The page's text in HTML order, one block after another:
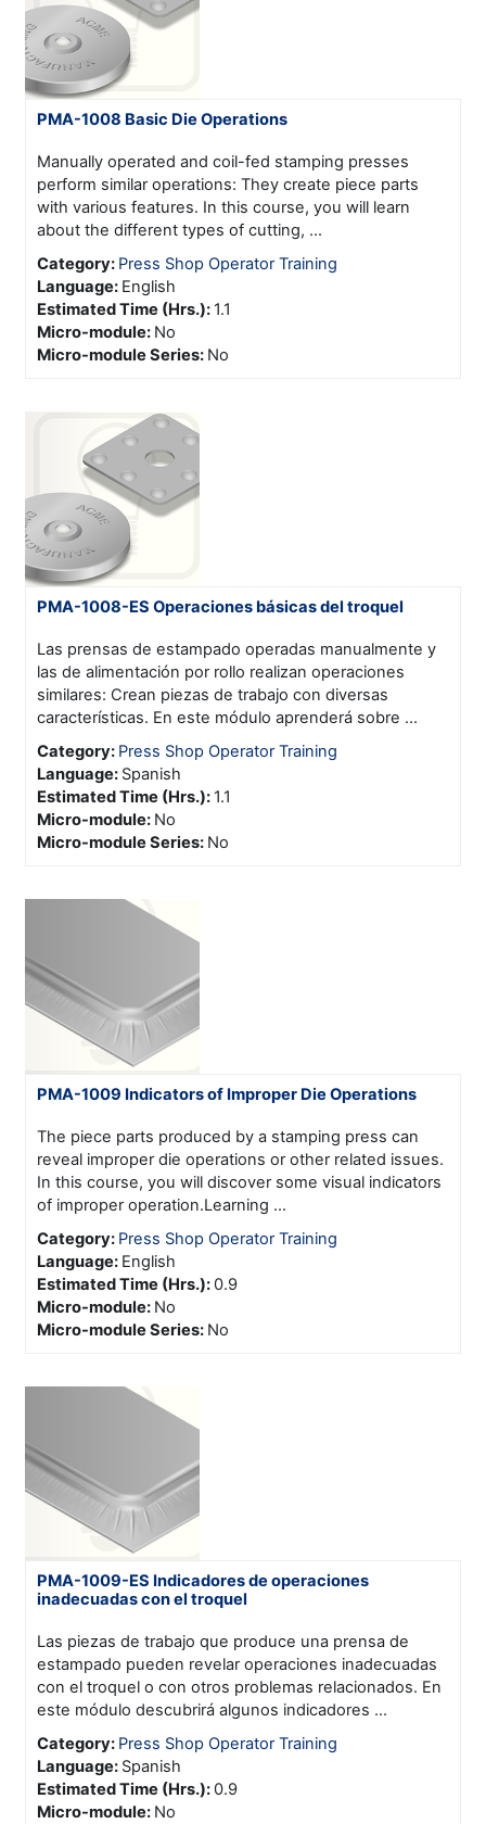
PMA-1008 Basic Die Operations
Manually operated and coil-fed stamping presses
perform similar operations: They create piece parts
with various features. In this course, you will learn
about the different types of cutting, ...
Category: Press Shop Operator Training
Language: English
Estimated Time (Hrs.): 1.1
Micro-module: No
Micro-module Series: No
PMA-1008-ES Operaciones básicas del troquel
Las prensas de estampado operadas manualmente y
las de alimentación por rollo realizan operaciones
similares: Crean piezas de trabajo con diversas
características. En este módulo aprenderá sobre ...
Category: Press Shop Operator Training
Language: Spanish
Estimated Time (Hrs.): 1.1
Micro-module: No
Micro-module Series: No
PMA-1009 Indicators of Improper Die Operations
The piece parts produced by a stamping press can
reveal improper die operations or other related issues.
In this course, you will discover some visual indicators
of improper operation.Learning ...
Category: Press Shop Operator Training
Language: English
Estimated Time (Hrs.):0.9
Micro-module: No
Micro-module Series: No
PMA-1009-ES Indicadores de operaciones
inadecuadas con el troquel
Las piezas de trabajo que produce una prensa de
estampado pueden revelar operaciones inadecuadas
con el troquel o con otros problemas relacionados. En
este módulo descubrirá algunos indicadores ...
Category: Press Shop Operator Training
Language: Spanish
Estimated Time (Hrs.):0.9
Micro-module: No